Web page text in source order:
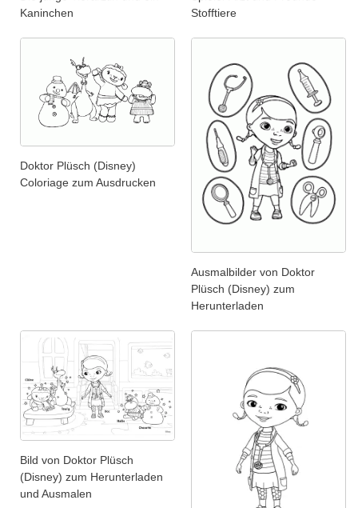
Kaninchen
Stofftiere
Doktor Plüsch (Disney)
Coloriage zum Ausdrucken
Ausmalbilder von Doktor
Plüsch (Disney) zum
Herunterladen
Bild von Doktor Plüsch
(Disney) zum Herunterladen
und Ausmalen